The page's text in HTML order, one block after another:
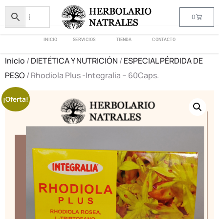
0
INICIO SERVICIOS TIENDA CONTACTO
Inicio /DIETÉTICA Y NUTRICIÓN /ESPECIAL PÉRDIDA DE
PESO/ Rhodiola Plus -Integralia – 60Caps.
¡Oferta!